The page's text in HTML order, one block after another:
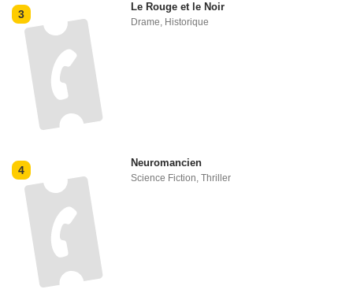
3
Le Rouge et le Noir
Drame, Historique
4
Neuromancien
Science Fiction,Thriller